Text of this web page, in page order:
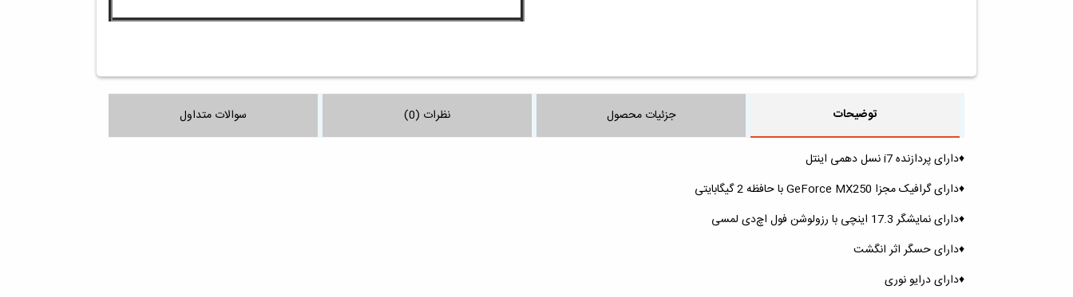
توضیحات جزئیات محصول نظرات (0) سوالات متداول
♦️دارای پردازنده i7 نسل دهمی اینتل
♦️دارای گرافیک مجزا GeForce MX250 با حافظه 2 گیگابایتی
♦️دارای نمایشگر 17.3 اینچی با رزولوشن فول اچ‌دی لمسی
♦️دارای حسگر اثر انگشت
♦️دارای درایو نوری